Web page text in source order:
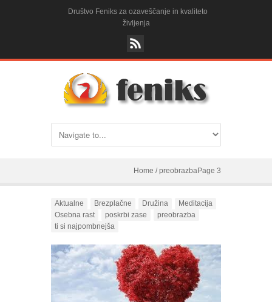
Društvo Feniks za ozaveščanje in kvaliteto
življenja
Home /preobrazbaPage 3
Aktualne Brezplačne Družina
Meditacija
Osebna rast
poskrbi zase
preobrazba
ti si najpombnejša